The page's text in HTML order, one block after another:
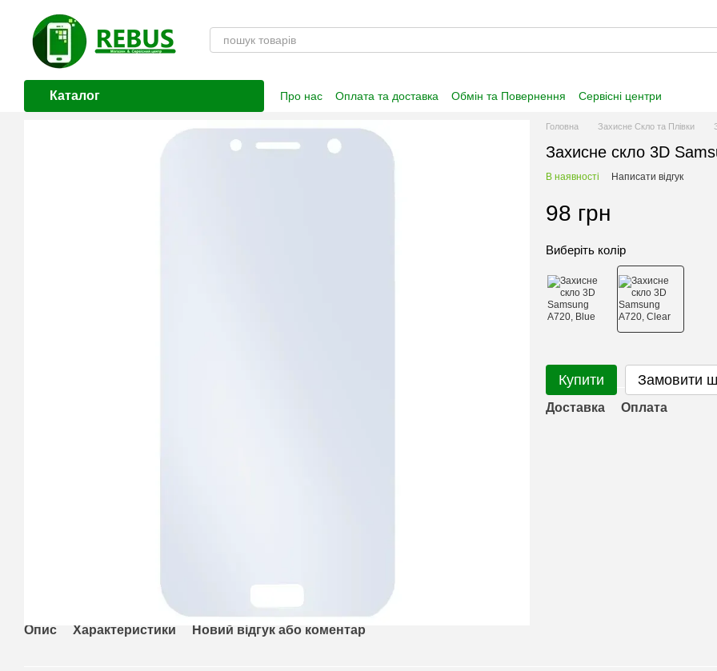
Перейти до основного контенту
Каталог Про нас Оплата та доставка Обмін та Повернення
Сервісні центри
Опис Характеристики Новий відгук або коментар
Головна Захисне Скло та Плівки
Захисне скло 3D
В наявності Написати відгук
98 грн
Виберіть колір
Купити Замовити
Доставка Оплата